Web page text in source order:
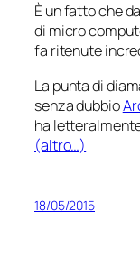
È un fatto che
di micro
fa ritenute
La punta di
senza dubbio
ha
(altro…)
18/05/2015